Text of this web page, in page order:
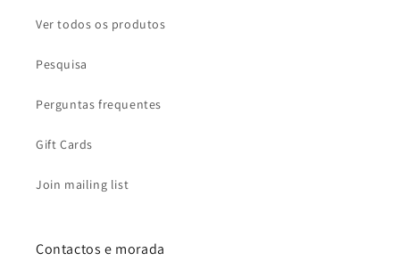
Ver todos os produtos
Pesquisa
Perguntas frequentes
Gift Cards
Join mailing list
Contactos e morada